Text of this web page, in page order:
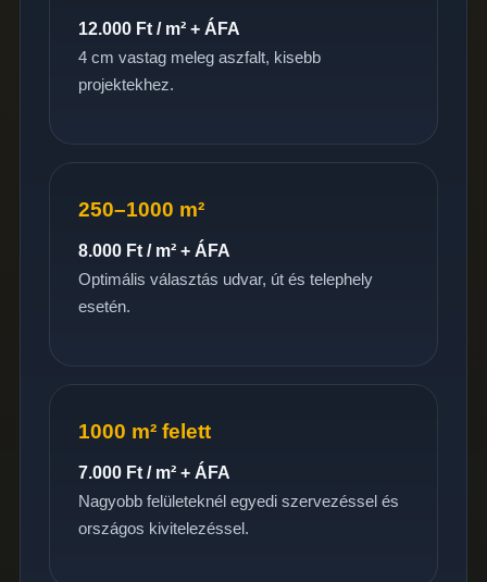
12.000 Ft / m² + ÁFA
4 cm vastag meleg aszfalt, kisebb
projektekhez.
250–1000 m²
8.000 Ft / m² + ÁFA
Optimális választás udvar, út és telephely
esetén.
1000 m² felett
7.000 Ft / m² + ÁFA
Nagyobb felületeknél egyedi szervezéssel és
országos kivitelezéssel.